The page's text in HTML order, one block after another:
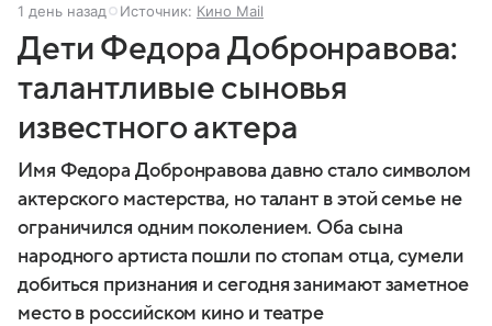
1 день назад Источник: Кино Mail
Дети Федора Добронравова:
талантливые сыновья
известного актера
Имя Федора Добронравова давно стало символом
актерского мастерства, но талант в этой семье не
ограничился одним поколением. Оба сына
народного артиста пошли по стопам отца, сумели
добиться признания и сегодня занимают заметное
место в российском кино и театре